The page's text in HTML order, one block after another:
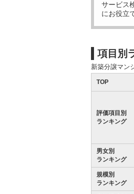
サービス
にお役立
項目別
新築分譲マン
TOP
評価項目別
ランキング
男女別
ランキング
規模別
ランキング